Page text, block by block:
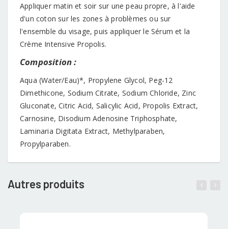
Appliquer matin et soir sur une peau propre, à l'aide
d'un coton sur les zones à problèmes ou sur
l'ensemble du visage, puis appliquer le Sérum et la
Crème Intensive Propolis.
Composition :
Aqua (Water/Eau)*, Propylene Glycol, Peg-12
Dimethicone, Sodium Citrate, Sodium Chloride, Zinc
Gluconate, Citric Acid, Salicylic Acid, Propolis Extract,
Carnosine, Disodium Adenosine Triphosphate,
Laminaria Digitata Extract, Methylparaben,
Propylparaben.
Autres produits